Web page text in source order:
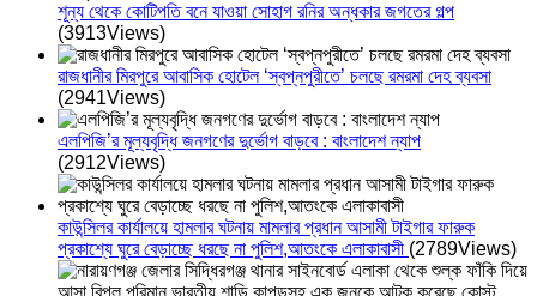
শূন্য থেকে কোটিপতি বনে যাওয়া সোহাগ রনির অন্ধকার জগতের গল্প
(3913Views)
রাজধানীর মিরপুরে আবাসিক হোটেল ‘স্বপ্নপুরীতে’ চলছে রমরমা দেহ ব্যবসা
(2941Views)
এলপিজি’র মূল্যবৃদ্ধি জনগণের দুর্ভোগ বাড়বে : বাংলাদেশ ন্যাপ
(2912Views)
কাউন্সিলর কার্যালয়ে হামলার ঘটনায় মামলার প্রধান আসামী টাইগার ফারুক
প্রকাশ্যে ঘুরে বেড়াচ্ছে ধরছে না পুলিশ,আতংকে এলাকাবাসী (2789Views)